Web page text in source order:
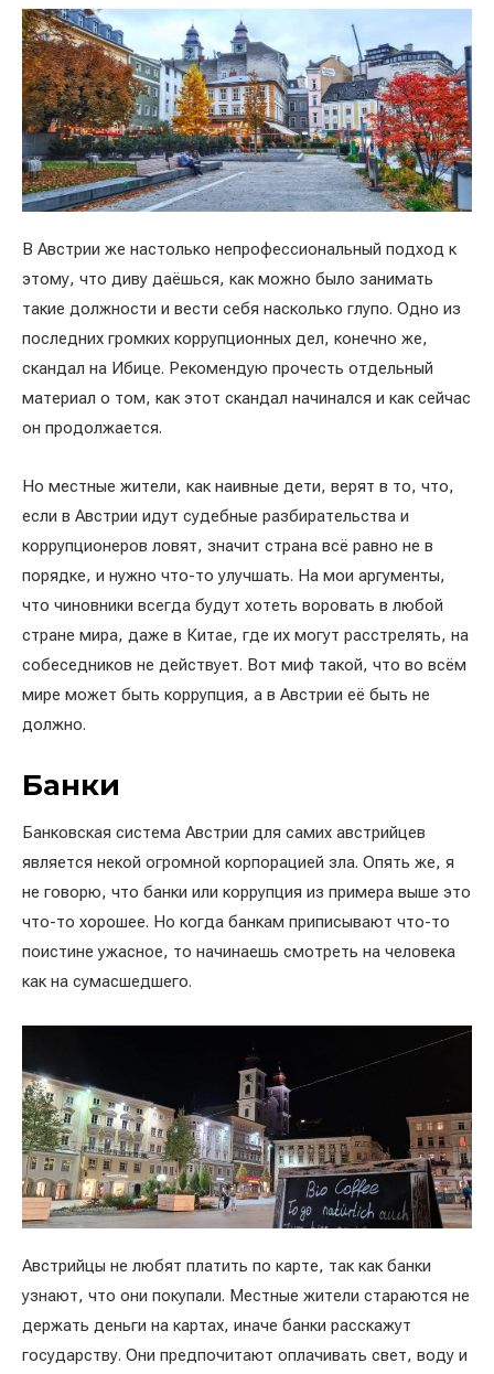
В Австрии же настолько непрофессиональный подход к
этому, что диву даёшься, как можно было занимать
такие должности и вести себя насколько глупо. Одно из
последних громких коррупционных дел, конечно же,
скандал на Ибице. Рекомендую прочесть отдельный
материал о том, как этот скандал начинался и как сейчас
он продолжается.
Но местные жители, как наивные дети, верят в то, что,
если в Австрии идут судебные разбирательства и
коррупционеров ловят, значит страна всё равно не в
порядке, и нужно что-то улучшать. На мои аргументы,
что чиновники всегда будут хотеть воровать в любой
стране мира, даже в Китае, где их могут расстрелять, на
собеседников не действует. Вот миф такой, что во всём
мире может быть коррупция, а в Австрии её быть не
должно.
Банки
Банковская система Австрии для самих австрийцев
является некой огромной корпорацией зла. Опять же, я
не говорю, что банки или коррупция из примера выше это
что-то хорошее. Но когда банкам приписывают что-то
поистине ужасное, то начинаешь смотреть на человека
как на сумасшедшего.
Австрийцы не любят платить по карте, так как банки
узнают, что они покупали. Местные жители стараются не
держать деньги на картах, иначе банки расскажут
государству. Они предпочитают оплачивать свет, воду и